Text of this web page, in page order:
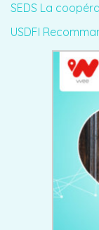
SEDS La
USDFI